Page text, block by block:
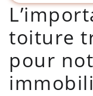
toiture
pour